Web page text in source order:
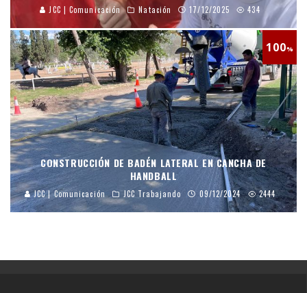
JCC | Comunicación Natación 17/12/2025 434
100%
CONSTRUCCIÓN DE BADÉN LATERAL EN CANCHA DE
HANDBALL
JCC | Comunicación JCC Trabajando 09/12/2024 2444